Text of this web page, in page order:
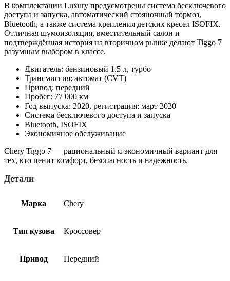
В комплектации Luxury предусмотрены система бесключевого
доступа и запуска, автоматический стояночный тормоз,
Bluetooth, а также система крепления детских кресел ISOFIX.
Отличная шумоизоляция, вместительный салон и
подтверждённая история на вторичном рынке делают Tiggo 7
разумным выбором в классе.
Двигатель: бензиновый 1.5 л, турбо
Трансмиссия: автомат (CVT)
Привод: передний
Пробег: 77 000 км
Год выпуска: 2020, регистрация: март 2020
Система бесключевого доступа и запуска
Bluetooth, ISOFIX
Экономичное обслуживание
Chery Tiggo 7 — рациональный и экономичный вариант для
тех, кто ценит комфорт, безопасность и надежность.
Детали
Марка Chery
Тип кузова Кроссовер
Привод Передний